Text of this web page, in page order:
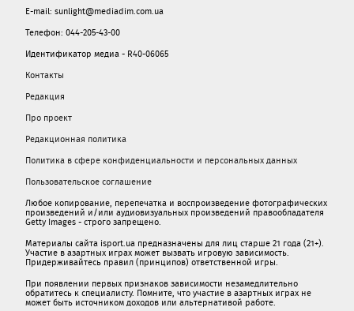
E-mail: sunlight@mediadim.com.ua
Телефон: 044-205-43-00
Идентификатор медиа - R40-06065
Контакты
Редакция
Про проект
Редакционная политика
Политика в сфере конфиденциальности и персональных данных
Пользовательское соглашение
Любое копирование, перепечатка и воспроизведение фотографических
произведений и/или аудиовизуальных произведений правообладателя
Getty Images - строго запрещено.
Материалы сайта isport.ua предназначены для лиц старше 21 года (21+).
Участие в азартных играх может вызвать игровую зависимость.
Придерживайтесь правил (принципов) ответственной игры.
При появлении первых признаков зависимости незамедлительно
обратитесь к специалисту. Помните, что участие в азартных играх не
может быть источником доходов или альтернативой работе.